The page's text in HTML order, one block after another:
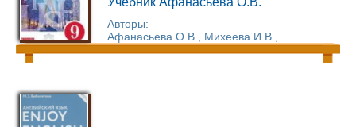
Авторы:
Афанасьева О.В., Михеева И.В., ...